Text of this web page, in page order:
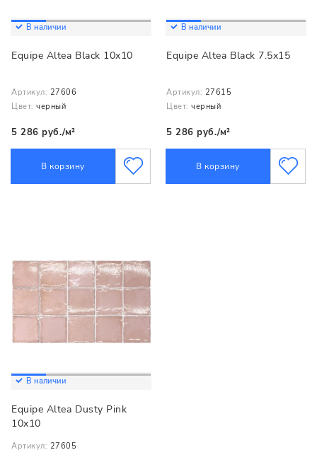
В наличии
Equipe Altea Black 10x10
Артикул: 27606
Цвет: черный
5 286 руб./м²
В корзину
В наличии
Equipe Altea Black 7.5x15
Артикул: 27615
Цвет: черный
5 286 руб./м²
В корзину
В наличии
Equipe Altea Dusty Pink
10x10
Артикул: 27605